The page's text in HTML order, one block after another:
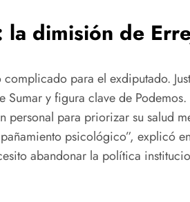
dimisión de
para el exdiputado.
y figura clave de
para priorizar su salud
psicológico”, explicó
abandonar la política